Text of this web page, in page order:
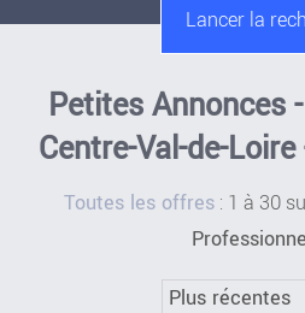
Petites Annonces
Centre-Val-de-
Toutes les offres : 1 à 30